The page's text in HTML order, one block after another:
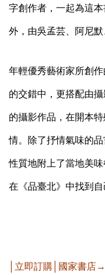
字創作者，一起為這
外，由吳孟芸、阿尼默
年輕優秀藝術家所創
的交錯中，更搭配由
的攝影作品，在開本
情。除了抒情氣味的
性質地附上了當地美
在《品臺北》中找到自
│立即訂購│國家書店→